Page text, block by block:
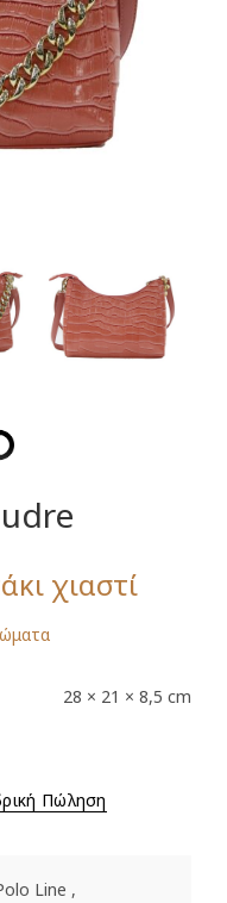
χιαστί
28 × 21 × 8,5 cm
Πώληση
Line ,